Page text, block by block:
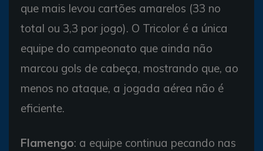
que mais levou cartões amarelos (33 no
total ou 3,3 por jogo). O Tricolor é a única
equipe do campeonato que ainda não
marcou gols de cabeça, mostrando que, ao
menos no ataque, a jogada aérea não é
eficiente.
Flamengo: a equipe continua pecando nas